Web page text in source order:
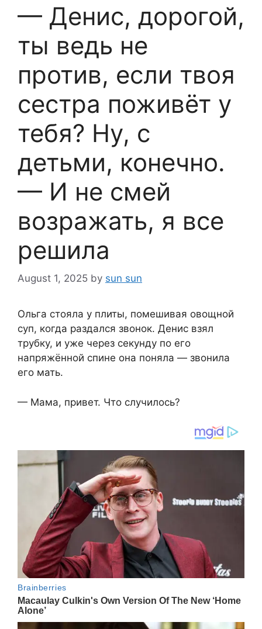
— Денис, дорогой,
ты ведь не
против, если твоя
сестра поживёт у
тебя? Ну, с
детьми, конечно.
— И не смей
возражать, я все
решила
August 1, 2025 by sun sun
Ольга стояла у плиты, помешивая овощной
суп, когда раздался звонок. Денис взял
трубку, и уже через секунду по его
напряжённой спине она поняла — звонила
его мать.
— Мама, привет. Что случилось?